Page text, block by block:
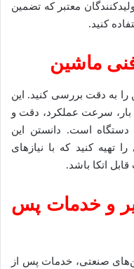
معتبر که تضمین
کنید.
به دقت بررسی کنید. این
سرعت عملکرد، دقت و
است. دانستن این
تهیه کنید که با نیازهای
اتکا باشد.
و خدمات پس
صنعتی، خدمات پس از